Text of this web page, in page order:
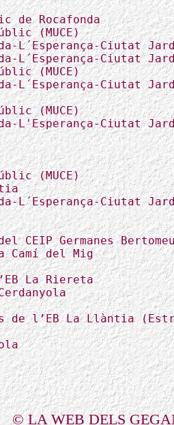
de Rocafonda
(MUCE)
L´Esperança-Ciutat
L´Esperança-Ciutat
(MUCE)
L´Esperança-Ciutat
(MUCE)
L'Esperança-Ciutat
(MUCE)
L´Esperança-Ciutat
CEIP Germanes
Camí del Mig
La Riereta
de l’EB La Llàntia
© LA WEB DELS